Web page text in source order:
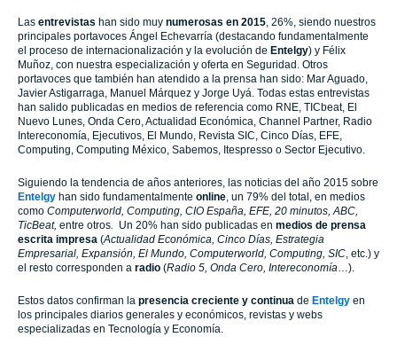
Las entrevistas han sido muy numerosas en 2015, 26%, siendo nuestros
principales portavoces Ángel Echevarría (destacando fundamentalmente
el proceso de internacionalización y la evolución de Entelgy) y Félix
Muñoz, con nuestra especialización y oferta en Seguridad. Otros
portavoces que también han atendido a la prensa han sido: Mar Aguado,
Javier Astigarraga, Manuel Márquez y Jorge Uyá. Todas estas entrevistas
han salido publicadas en medios de referencia como RNE, TICbeat, El
Nuevo Lunes, Onda Cero, Actualidad Económica, Channel Partner, Radio
Intereconomía, Ejecutivos, El Mundo, Revista SIC, Cinco Días, EFE,
Computing, Computing México, Sabemos, Itespresso o Sector Ejecutivo.
Siguiendo la tendencia de años anteriores, las noticias del año 2015 sobre
Entelgy han sido fundamentalmente online, un 79% del total, en medios
como Computerworld, Computing, CIO España, EFE, 20 minutos, ABC,
TicBeat, entre otros. Un 20% han sido publicadas en medios de prensa
escrita impresa (Actualidad Económica, Cinco Días, Estrategia
Empresarial, Expansión, El Mundo, Computerworld, Computing, SIC, etc.) y
el resto corresponden a radio (Radio 5, Onda Cero, Intereconomía…).
Estos datos confirman la presencia creciente y continua de Entelgy en
los principales diarios generales y económicos, revistas y webs
especializadas en Tecnología y Economía.